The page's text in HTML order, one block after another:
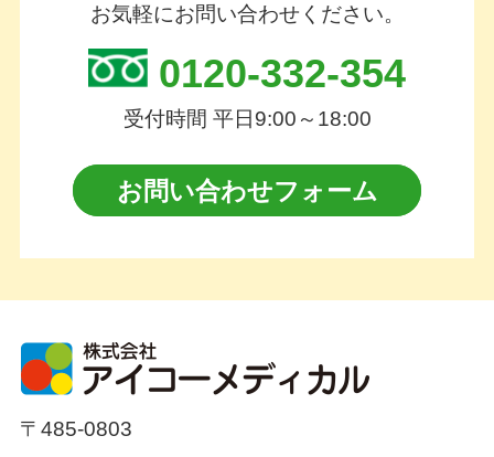
お気軽にお問い合わせください。
0120-332-354
受付時間 平日9:00～18:00
お問い合わせフォーム
〒485-0803